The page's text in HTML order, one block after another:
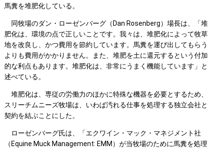
馬糞を堆肥化している。
同牧場のダン・ローゼンバーグ（Dan Rosenberg）場長は、「堆
肥化は、環境の点で正しいことです。我々は、堆肥化によって牧草
地を改良し、かつ費用を節約しています。馬糞を運び出してもらう
よりも費用がかかりません。また、堆肥を土に還元するという付加
的な利点もあります。堆肥化は、非常にうまく機能しています」と
述べている。
堆肥化は、専従の労働力のほかに特殊な機器を必要とするため、
スリーチムニーズ牧場は、いわば汚れる仕事を処理する独立会社と
契約を結ぶことにした。
ローゼンバーグ氏は、「エクワイン・マック・マネジメント社
（Equine Muck Management: EMM）が当牧場のために馬糞を処理